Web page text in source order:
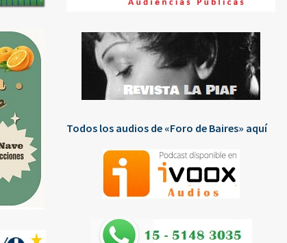
Todos los audios de «Foro de Baires» aquí